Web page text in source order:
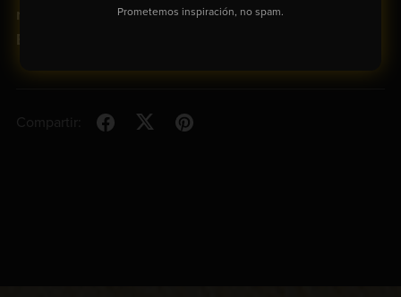
Prometemos inspiración, no spam.
robusto de madera de pino
Compartir: